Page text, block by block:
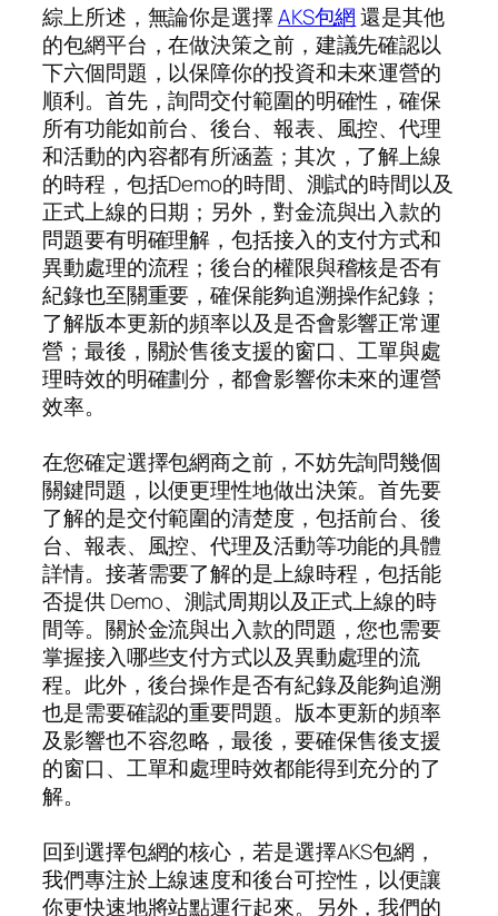
綜上所述，無論你是選擇AKS包網還是其他
的包網平台，在做決策之前，建議先確認以
下六個問題，以保障你的投資和未來運營的
順利。首先，詢問交付範圍的明確性，確保
所有功能如前台、後台、報表、風控、代理
和活動的內容都有所涵蓋；其次，了解上線
的時程，包括Demo的時間、測試的時間以及
正式上線的日期；另外，對金流與出入款的
問題要有明確理解，包括接入的支付方式和
異動處理的流程；後台的權限與稽核是否有
紀錄也至關重要，確保能夠追溯操作紀錄；
了解版本更新的頻率以及是否會影響正常運
營；最後，關於售後支援的窗口、工單與處
理時效的明確劃分，都會影響你未來的運營
效率。
在您確定選擇包網商之前，不妨先詢問幾個
關鍵問題，以便更理性地做出決策。首先要
了解的是交付範圍的清楚度，包括前台、後
台、報表、風控、代理及活動等功能的具體
詳情。接著需要了解的是上線時程，包括能
否提供 Demo、測試周期以及正式上線的時
間等。關於金流與出入款的問題，您也需要
掌握接入哪些支付方式以及異動處理的流
程。此外，後台操作是否有紀錄及能夠追溯
也是需要確認的重要問題。版本更新的頻率
及影響也不容忽略，最後，要確保售後支援
的窗口、工單和處理時效都能得到充分的了
解。
回到選擇包網的核心，若是選擇AKS包網，
我們專注於上線速度和後台可控性，以便讓
你更快速地將站點運行起來。另外，我們的